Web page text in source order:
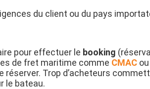
du client ou du pays
pour effectuer le booking
de fret maritime comme CMAC ou
Trop d’acheteurs
le bateau.